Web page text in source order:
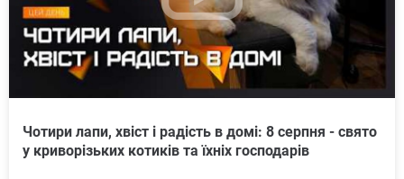
Чотири лапи, хвіст і радість в домі: 8 серпня - свято
у криворізьких котиків та їхніх господарів